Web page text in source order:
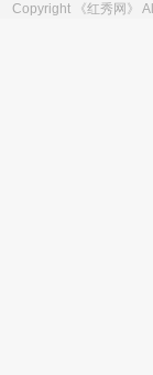
Copyright 《红秀网》